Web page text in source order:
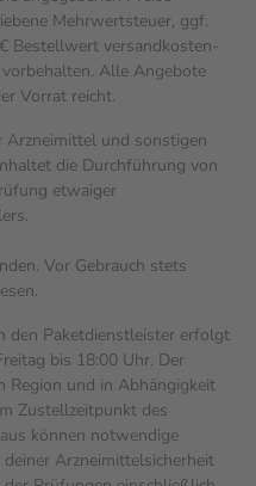
Mehrwertsteuer, ggf.
Bestell­wert versand­kosten­
Alle Angebote
Vorrat reicht.
Arzneimittel und sonstigen
die Durchführung von
etwaiger
Vor Gebrauch stets
den Paketdienstleister erfolgt
bis 18:00 Uhr. Der
Region und in Abhängigkeit
Zustellzeitpunkt des
können notwendige
Arzneimittelsicherheit